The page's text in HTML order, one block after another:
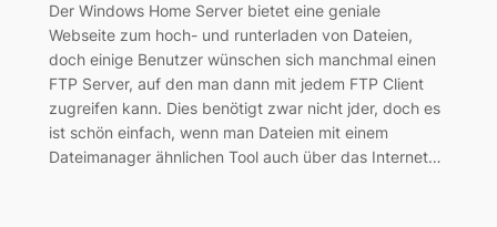
Der Windows Home Server bietet eine geniale
Webseite zum hoch- und runterladen von Dateien,
doch einige Benutzer wünschen sich manchmal einen
FTP Server, auf den man dann mit jedem FTP Client
zugreifen kann. Dies benötigt zwar nicht jder, doch es
ist schön einfach, wenn man Dateien mit einem
Dateimanager ähnlichen Tool auch über das Internet…